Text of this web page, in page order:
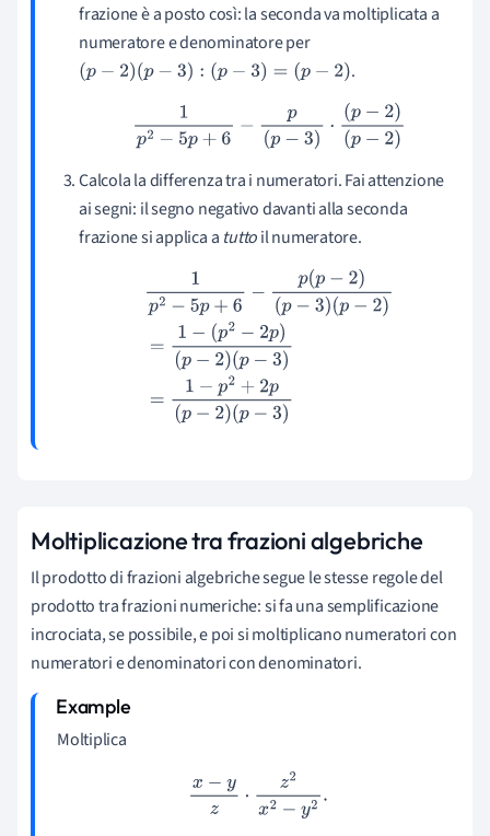
frazione è a posto così: la seconda va moltiplicata a
numeratore e denominatore per
(p−2) (p−3):(p −3) =( p−2)
.
p2 3)⋅( p−2 )
Calcola la differenza tra i numeratori. Fai attenzione
ai segni: il segno negativo davanti alla seconda
frazione si applica a tuttoil numeratore.
5p+6−p(p−2)(p )(p−2)=1−(p2−2p)(
(p−3)=1 −p 2p(p−2)(p−3)
Moltiplicazione tra frazioni algebriche
Il prodotto di frazioni algebriche segue le stesse regole del
prodotto tra frazioni numeriche: si fa una semplificazione
incrociata, se possibile, e poi si moltiplicano numeratori con
numeratori e denominatori con denominatori.
Moltiplica
x− yz −y2